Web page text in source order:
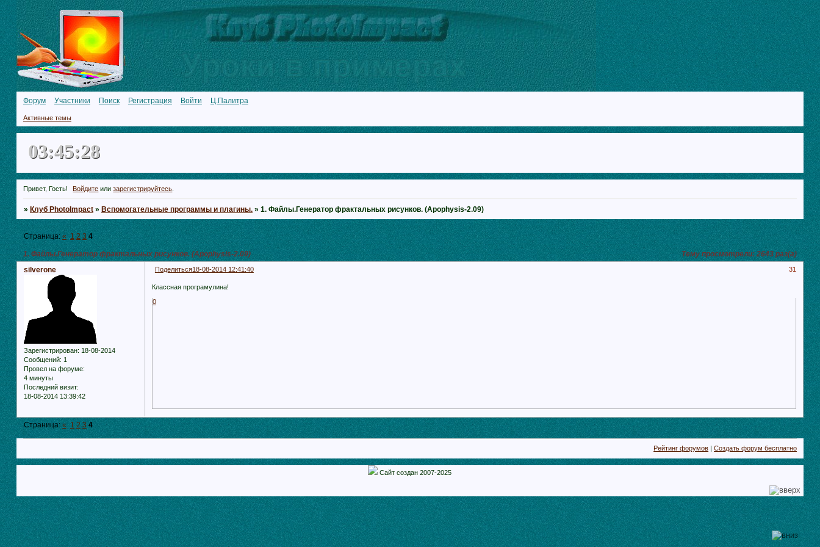
Форум Участники Поиск Регистрация Войти Ц.Палитра
Активные темы
03:45:29
Привет, Гость! Войдите илизарегистрируйтесь
» Клуб PhotoImpact » Вспомогательные программы и плагины. » 1. Файлы.Генератор фрактальных рисунков. (Apophysis-2.09)
1. Файлы.Генератор фрактальных рисунков. (Apophysis-2.09) Тему просмотрели:2643раз(а)
Страница: « 1 2 3 4
Поделиться 31
18-08-2014 12:41:40
silverone
Зарегистрирован: 18-08-2014
Сообщений: 1
Провел на форуме:
4 минуты
Последний визит:
18-08-2014 13:39:42
Классная програмулина!
0
Страница:« 1 2 3 4
Рейтинг форумов |Создать форум бесплатно
Сайт создан 2007-2025